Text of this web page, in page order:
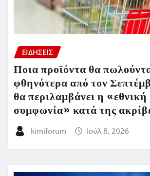
ΕΙΔΗΣΕΙΣ
Ποια προϊόντα θα
φθηνότερα από τον
θα περιλαμβάνει η «εθνική
συμφωνία» κατά της
kimiforum Ιούλ 8, 2026